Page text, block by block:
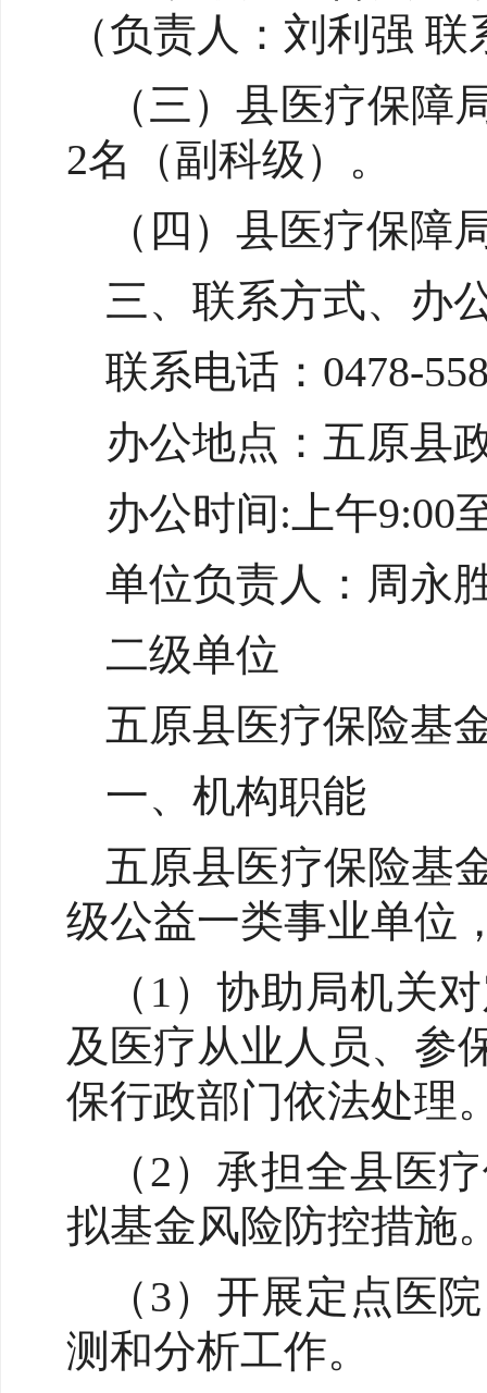
（负责人：刘利强
（三）县医疗保
2名（副科级）。
（四）县医疗保
三、联系方式、办
联系电话：0478-
办公地点：五原县
办公时间:上午9:00
单位负责人：周永
二级单位
五原县医疗保险基
一、机构职能
五原县医疗保险基
级公益一类事业单位
（1）协助局机关
及医疗从业人员、参
保行政部门依法处理
（2）承担全县医
拟基金风险防控措施
（3）开展定点医
测和分析工作。